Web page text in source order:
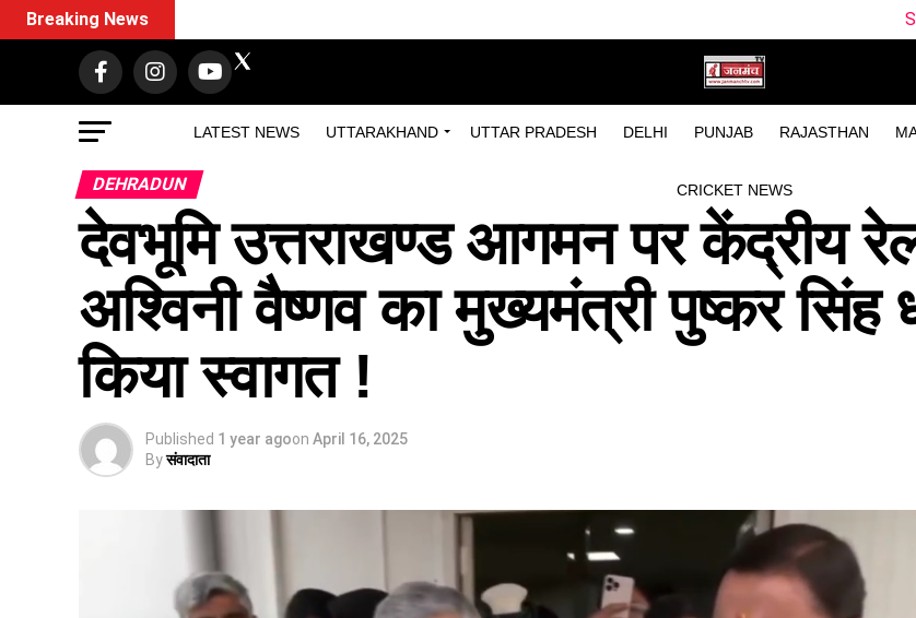
LATEST NEWS UTTARAKHAND UTTAR PRADESH DELHI PUNJAB RAJASTHAN
CRICKET NEWS
Breaking News SOB vs MO
DEHRADUN
देवभूमि उत्तराखण्ड आगमन पर केंद्रीय
अश्विनी वैष्णव का मुख्यमंत्री पुष्कर सिंह
किया स्वागत !
Published 1 year agoon April 16, 2025
Byसंवादाता